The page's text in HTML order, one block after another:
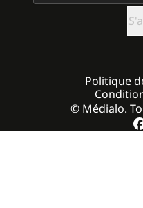
© Médialo.
Politique